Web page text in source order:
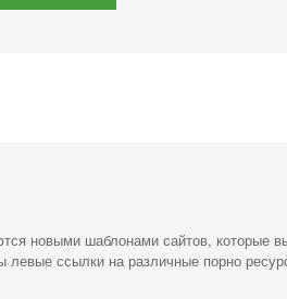
новыми шаблонами сайтов, которые
ссылки на различные порно